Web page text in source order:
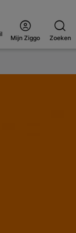
Open
Mijn Ziggo
Zoeken